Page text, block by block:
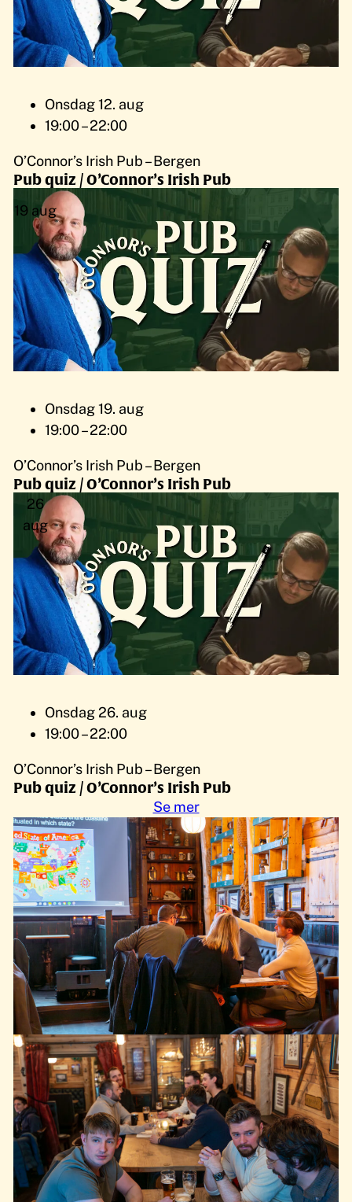
Onsdag 12. aug
19:00 – 22:00
O’Connor’s Irish Pub – Bergen
Pub quiz / O’Connor’s Irish Pub
19 aug
Onsdag 19. aug
19:00 – 22:00
O’Connor’s Irish Pub – Bergen
Pub quiz / O’Connor’s Irish Pub
26
aug
Onsdag 26. aug
19:00 – 22:00
O’Connor’s Irish Pub – Bergen
Pub quiz / O’Connor’s Irish Pub
Se mer